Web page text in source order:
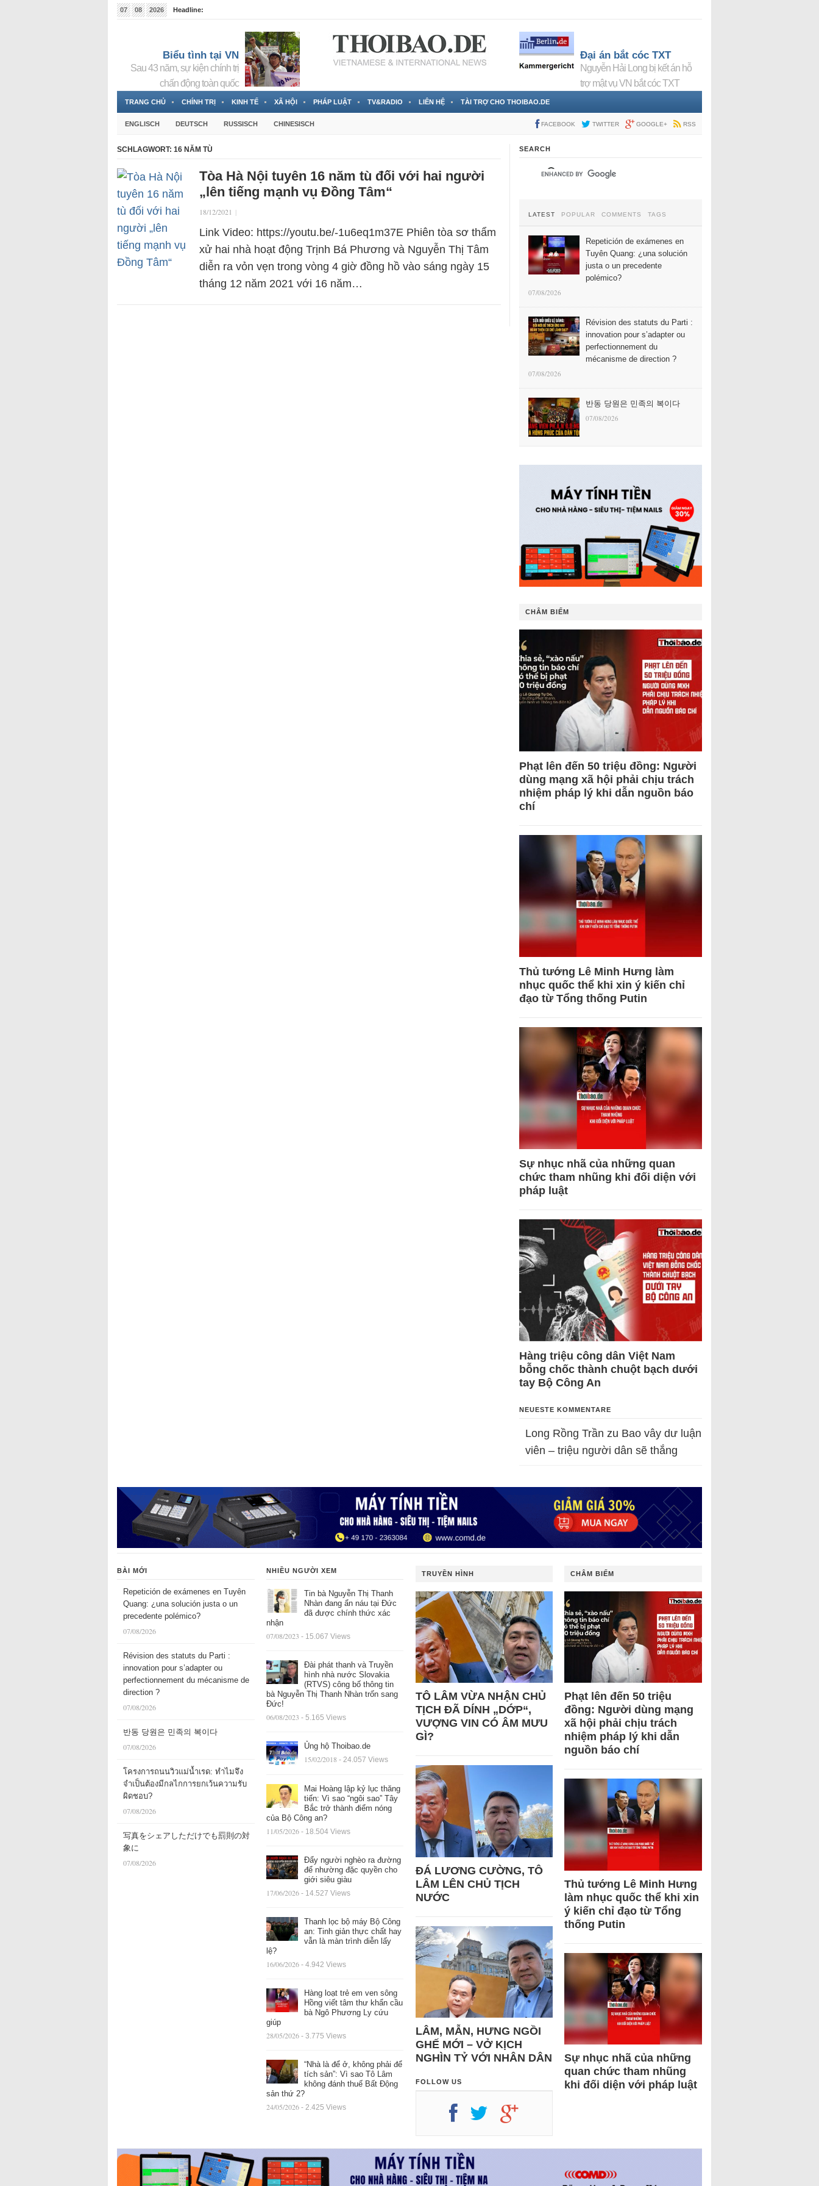
07 08 2026
Headline:
Biểu tình tại VN
Sau 43 năm, sự kiện chính trị
chấn động toàn quốc
Đại án bắt cóc TXT
Nguyễn Hải Long bị kết án hỗ
trợ mật vụ VN bắt cóc TXT
TRANG CHỦ CHÍNH TRỊ KINH TẾ XÃ HỘI PHÁP LUẬT TV&RADIO LIÊN HỆ TÀI TRỢ CHO THOIBAO.DE
ENGLISCH DEUTSCH RUSSISCH CHINESISCH FACEBOOK TWITTER GOOGLE+ RSS
SCHLAGWORT: 16 NĂM TÙ
Tòa Hà Nội tuyên 16 năm tù đối với hai người
„lên tiếng mạnh vụ Đồng Tâm“
18/12/2021 |
Link Video: https://youtu.be/-1u6eq1m37E Phiên tòa sơ thẩm
xử hai nhà hoạt động Trịnh Bá Phương và Nguyễn Thị Tâm
diễn ra vỏn vẹn trong vòng 4 giờ đồng hồ vào sáng ngày 15
tháng 12 năm 2021 với 16 năm…
SEARCH
LATEST POPULAR COMMENTS TAGS
Repetición de exámenes en
Tuyên Quang: ¿una solución
justa o un precedente
polémico?
07/08/2026
Révision des statuts du Parti :
innovation pour s’adapter ou
perfectionnement du
mécanisme de direction ?
07/08/2026
반동 당원은 민족의 복이다
07/08/2026
CHÂM BIẾM
Phạt lên đến 50 triệu đồng: Người
dùng mạng xã hội phải chịu trách
nhiệm pháp lý khi dẫn nguồn báo
chí
Thủ tướng Lê Minh Hưng làm
nhục quốc thể khi xin ý kiến chỉ
đạo từ Tổng thống Putin
Sự nhục nhã của những quan
chức tham nhũng khi đối diện với
pháp luật
Hàng triệu công dân Việt Nam
bỗng chốc thành chuột bạch dưới
tay Bộ Công An
NEUESTE KOMMENTARE
Long Rồng Trần zu Bao vây dư luận
viên – triệu người dân sẽ thắng
BÀI MỚI
Repetición de exámenes en Tuyên
Quang: ¿una solución justa o un
precedente polémico?
07/08/2026
Révision des statuts du Parti :
innovation pour s’adapter ou
perfectionnement du mécanisme de
direction ?
07/08/2026
반동 당원은 민족의 복이다
07/08/2026
โครงการถนนวิวแม่น้ำเรด: ทำไมจึง
จำเป็นต้องมีกลไกการยกเว้นความรับ
ผิดชอบ?
07/08/2026
写真をシェアしただけでも罰則の対
象に
07/08/2026
NHIỀU NGƯỜI XEM
Tin bà Nguyễn Thị Thanh
Nhàn đang ẩn náu tại Đức
đã được chính thức xác
nhận
07/08/2023 - 15.067 Views
Đài phát thanh và Truyền
hình nhà nước Slovakia
(RTVS) công bố thông tin
bà Nguyễn Thị Thanh Nhàn trốn sang
Đức!
06/08/2023 - 5.165 Views
Ủng hộ Thoibao.de
15/02/2018 - 24.057 Views
Mai Hoàng lập kỷ lục thăng
tiến: Vì sao “ngôi sao” Tây
Bắc trở thành điểm nóng
của Bộ Công an?
11/05/2026 - 18.504 Views
Đẩy người nghèo ra đường
để nhường đặc quyền cho
giới siêu giàu
17/06/2026 - 14.527 Views
Thanh lọc bộ máy Bộ Công
an: Tinh giản thực chất hay
vẫn là màn trình diễn lấy
lệ?
16/06/2026 - 4.942 Views
Hàng loạt trẻ em ven sông
Hồng viết tâm thư khẩn cầu
bà Ngô Phương Ly cứu
giúp
28/05/2026 - 3.775 Views
“Nhà là để ở, không phải để
tích sản”: Vì sao Tô Lâm
không đánh thuế Bất Động
sản thứ 2?
24/05/2026 - 2.425 Views
TRUYỀN HÌNH
TÔ LÂM VỪA NHẬN CHỦ
TỊCH ĐÃ DÍNH „DỚP“,
VƯỢNG VIN CÓ ÂM MƯU
GÌ?
ĐÁ LƯƠNG CƯỜNG, TÔ
LÂM LÊN CHỦ TỊCH
NƯỚC
LÂM, MẪN, HƯNG NGỒI
GHẾ MỚI – VỞ KỊCH
NGHÌN TỶ VỚI NHÂN DÂN
FOLLOW US
CHÂM BIẾM
Phạt lên đến 50 triệu
đồng: Người dùng mạng
xã hội phải chịu trách
nhiệm pháp lý khi dẫn
nguồn báo chí
Thủ tướng Lê Minh Hưng
làm nhục quốc thể khi xin
ý kiến chỉ đạo từ Tổng
thống Putin
Sự nhục nhã của những
quan chức tham nhũng
khi đối diện với pháp luật